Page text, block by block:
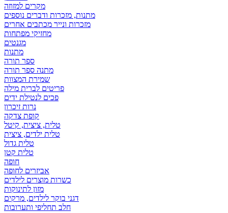
מקרים למזוזה
מתנות, מזכרות ודברים נוספים
מזכרות ונייר מכתבים אחרים
מחזיקי מפתחות
מגנטים
מתנות
ספר תורה
מתנה ספר תורה
שמירת המצוות
פריטים לברית מילה
פכים לנטילת ידים
נרות זיכרון
קופת צדקה
טלית, ציצית, קיטל
טלית ילדים, ציצית
טלית גדול
טלית קטן
אביזרים לחופה
כשרות מוצרים לילדים
מזון לתינוקות
דגני בוקר לילדים, מרקים
חלב תחליפי ותערובות